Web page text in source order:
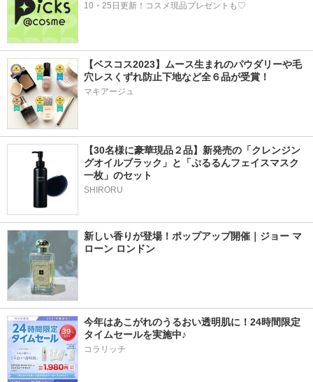
10・25日更新！コスメ現品プレゼントも♡
【ベスコス2023】ムース生まれのパウダリーや毛
穴レスくずれ防止下地など全６品が受賞！
マキアージュ
【30名様に豪華現品２品】新発売の「クレンジン
グオイルブラック」と「ぷるるんフェイスマスク
一枚」のセット
SHIRORU
新しい香りが登場！ポップアップ開催｜ジョー マ
ローン ロンドン
今年はあこがれのうるおい透明肌に！24時間限定
タイムセールを実施中♪
コラリッチ